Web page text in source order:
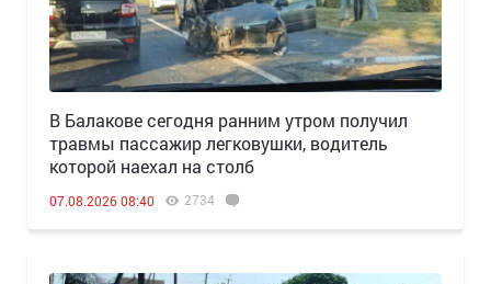
В Балакове сегодня ранним утром получил
травмы пассажир легковушки, водитель
которой наехал на столб
07.08.2026 08:40 2734